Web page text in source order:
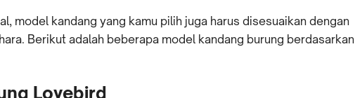
model kandang yang kamu pilih juga harus disesuaikan dengan
Berikut adalah beberapa model kandang burung berdasarkan
Lovebird